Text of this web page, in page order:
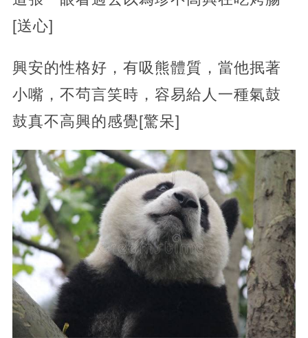
[送心]
興安的性格好，有吸熊體質，當他抿著
小嘴，不茍言笑時，容易給人一種氣鼓
鼓真不高興的感覺[驚呆]